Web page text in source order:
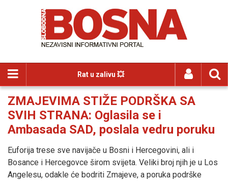
Rat u zalivu 💥
ZMAJEVIMA STIŽE PODRŠKA SA
SVIH STRANA: Oglasila se i
Ambasada SAD, poslala vedru poruku
Euforija trese sve navijače u Bosni i Hercegovini, ali i
Bosance i Hercegovce širom svijeta. Veliki broj njih je u Los
Angelesu, odakle će bodriti Zmajeve, a poruka podrške